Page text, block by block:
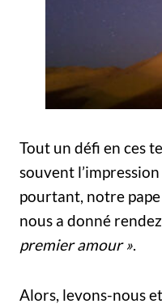
Tout un défi en ces
souvent
pourtant, notre
nous a donné
premier amour »
Alors, levons-nous